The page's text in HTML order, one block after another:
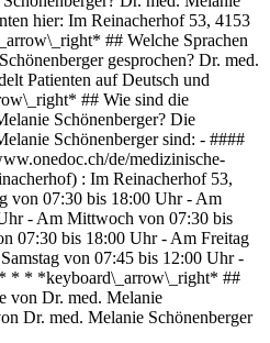
hier: Im Reinacherhof 53, 4153
## Welche Sprachen
gesprochen? Dr. med.
Patienten auf Deutsch und
## Wie sind die
Schönenberger? Die
Schönenberger sind: - ####
de/medizinische-
: Im Reinacherhof 53,
von 07:30 bis 18:00 Uhr - Am
- Am Mittwoch von 07:30 bis
07:30 bis 18:00 Uhr - Am Freitag
von 07:45 bis 12:00 Uhr -
* * *keyboard\_arrow\_right* ##
von Dr. med. Melanie
Dr. med. Melanie Schönenberger